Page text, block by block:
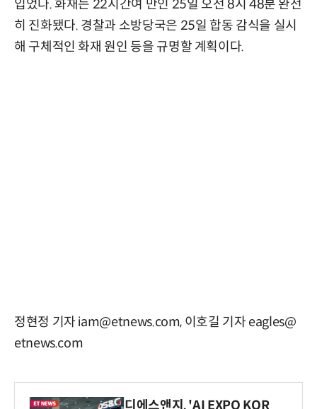
입었다. 화재는 22시간여 만인 25일 오전 8시 48분 완전
히 진화됐다. 경찰과 소방당국은 25일 합동 감식을 실시
해 구체적인 화재 원인 등을 규명할 계획이다.
정현정 기자 iam@etnews.com, 이호길 기자 eagles@
etnews.com
디에스앤지, 'AI EXPO KOR